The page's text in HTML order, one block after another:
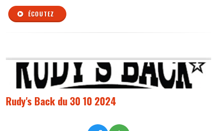
ÉCOUTEZ
Rudy's Back du 30 10 2024